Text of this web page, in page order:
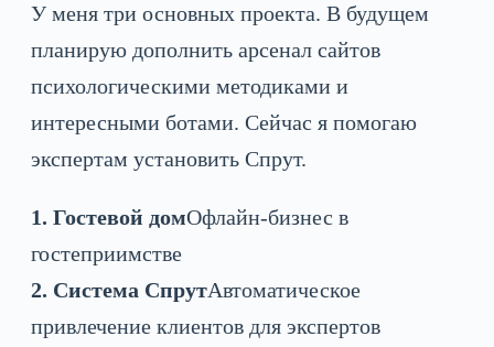
У меня три основных проекта. В будущем
планирую дополнить арсенал сайтов
психологическими методиками и
интересными ботами. Сейчас я помогаю
экспертам установить Спрут.
1. Гостевой домОфлайн-бизнес в
гостеприимстве
2. Система СпрутАвтоматическое
привлечение клиентов для экспертов